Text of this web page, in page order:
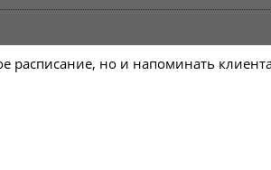
расписание, но и напоминать